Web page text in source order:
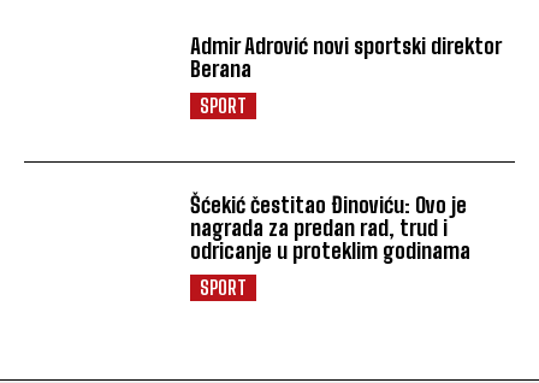
Admir Adrović novi sportski direktor
Berana
SPORT
Šćekić čestitao Đinoviću: Ovo je
nagrada za predan rad, trud i
odricanje u proteklim godinama
SPORT